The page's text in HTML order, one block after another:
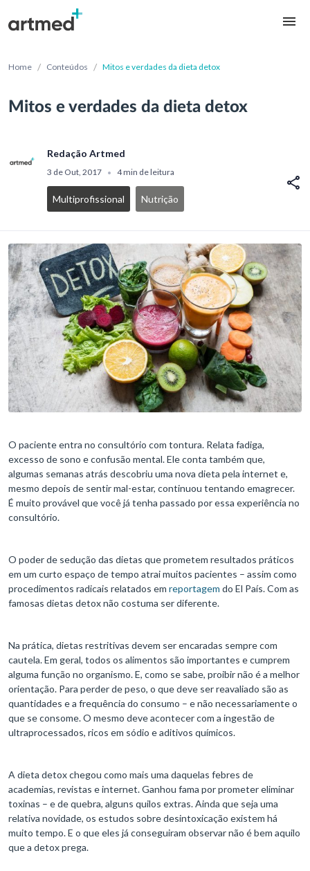
Home / Conteúdos / Mitos e verdades da dieta detox
Mitos e verdades da dieta detox
Redação Artmed
3 de Out, 2017 • 4 min de leitura
Multiprofissional Nutrição
O paciente entra no consultório com tontura. Relata fadiga,
excesso de sono e confusão mental. Ele conta também que,
algumas semanas atrás descobriu uma nova dieta pela internet e,
mesmo depois de sentir mal-estar, continuou tentando emagrecer.
É muito provável que você já tenha passado por essa experiência no
consultório.
O poder de sedução das dietas que prometem resultados práticos
em um curto espaço de tempo atrai muitos pacientes – assim como
procedimentos radicais relatados em reportagem do El País. Com as
famosas dietas detox não costuma ser diferente.
Na prática, dietas restritivas devem ser encaradas sempre com
cautela. Em geral, todos os alimentos são importantes e cumprem
alguma função no organismo. E, como se sabe, proibir não é a melhor
orientação. Para perder de peso, o que deve ser reavaliado são as
quantidades e a frequência do consumo – e não necessariamente o
que se consome. O mesmo deve acontecer com a ingestão de
ultraprocessados, ricos em sódio e aditivos químicos.
A dieta detox chegou como mais uma daquelas febres de
academias, revistas e internet. Ganhou fama por prometer eliminar
toxinas – e de quebra, alguns quilos extras. Ainda que seja uma
relativa novidade, os estudos sobre desintoxicação existem há
muito tempo. E o que eles já conseguiram observar não é bem aquilo
que a detox prega.